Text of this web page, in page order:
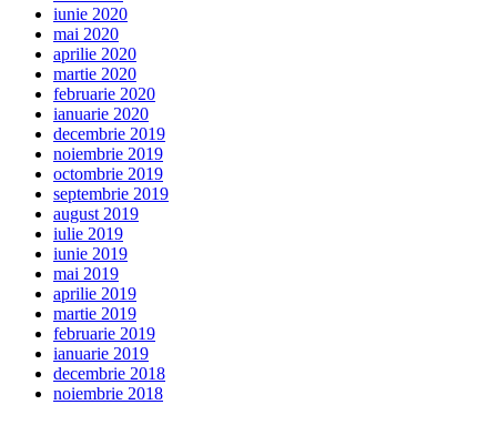
iunie 2020
mai 2020
aprilie 2020
martie 2020
februarie 2020
ianuarie 2020
decembrie 2019
noiembrie 2019
octombrie 2019
septembrie 2019
august 2019
iulie 2019
iunie 2019
mai 2019
aprilie 2019
martie 2019
februarie 2019
ianuarie 2019
decembrie 2018
noiembrie 2018